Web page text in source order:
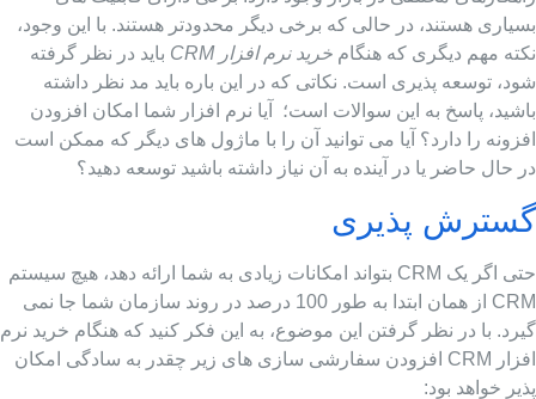
هستند، در حالی که برخی دیگر محدودتر هستند. با این وجود،
مهم دیگری که هنگامخرید نرم افزار CRM
باید در نظر گرفته
توسعه پذیری است. نکاتی که در این باره باید مد نظر داشته
پاسخ به این سوالات است؛ آیا نرم افزار شما امکان افزودن
را دارد؟ آیا می توانید آن را با ماژول های دیگر که ممکن است
حال حاضر یا در آینده به آن نیاز داشته باشید توسعه دهید؟
پذیری
حتی اگر یک CRM بتواند امکانات زیادی به شما ارائه دهد، هیچ سیستم
CRM از همان ابتدا به طور 100 درصد در روند سازمان شما جا نمی
با در نظر گرفتن این موضوع، به این فکر کنید که هنگام خرید نرم
افزار CRM افزودن سفارشی سازی های زیر چقدر به سادگی امکان
خواهد بود: